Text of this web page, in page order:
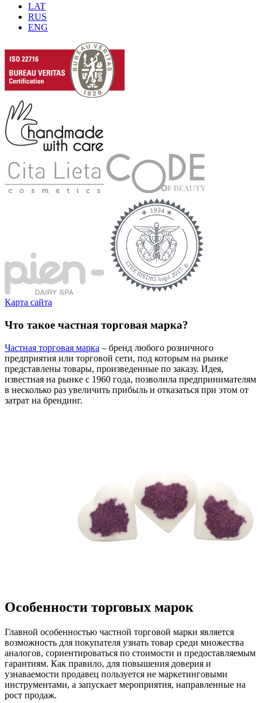
LAT
RUS
ENG
Карта сайта
Что такое частная торговая марка?
Частная торговая марка – бренд любого розничного
предприятия или торговой сети, под которым на рынке
представлены товары, произведенные по заказу. Идея,
известная на рынке с 1960 года, позволила предпринимателям
в несколько раз увеличить прибыль и отказаться при этом от
затрат на брендинг.
Особенности торговых марок
Главной особенностью частной торговой марки является
возможность для покупателя узнать товар среди множества
аналогов, сориентироваться по стоимости и предоставляемым
гарантиям. Как правило, для повышения доверия и
узнаваемости продавец пользуется не маркетинговыми
инструментами, а запускает мероприятия, направленные на
рост продаж.